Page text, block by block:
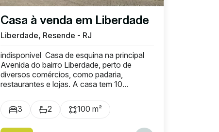
Casa à venda em Liberdade
Liberdade, Resende - RJ
indisponivel Casa de esquina na principal
Avenida do bairro Liberdade, perto de
diversos comércios, como padaria,
restaurantes e lojas. A casa tem 10...
3 2 100 m²